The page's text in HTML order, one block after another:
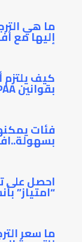
ما هي
إليها مع
كيف
بقوانين HIPAA؟
فئات
احصل على
“امتياز”
ما سعر